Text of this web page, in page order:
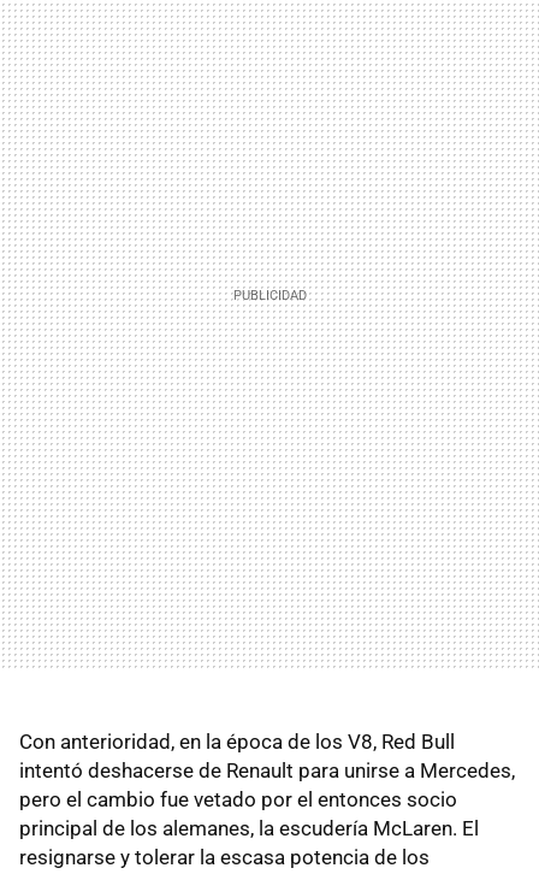
Con anterioridad, en la época de los V8, Red Bull
intentó deshacerse de Renault para unirse a Mercedes,
pero el cambio fue vetado por el entonces socio
principal de los alemanes, la escudería McLaren. El
resignarse y tolerar la escasa potencia de los